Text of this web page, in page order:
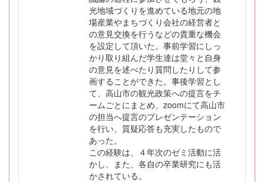
光地域づくりを進めている地元の地
場産業やまちづくり会社の経営者と
の意見交換を行うなどの貴重な機会
を設定して頂いた。事前学習にしっ
かり取り組んだ学生達は堂々と自身
の意見を述べたり質問したりして参
画することができた。事後学習とし
て、高山市の観光政策への提言をチ
ームごとにまとめ、zoomにて高山市
の担当へ提言のプレゼンテーション
を行い、質疑応答も充実したもので
あった。
この経験は、４年次のゼミ活動に活
かし、また、各自の卒業研究にも活
かされている。